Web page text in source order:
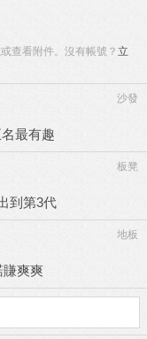
查看附件。沒有帳號？ 立
沙發
最有趣
板凳
到第3代
地板
賺爽爽